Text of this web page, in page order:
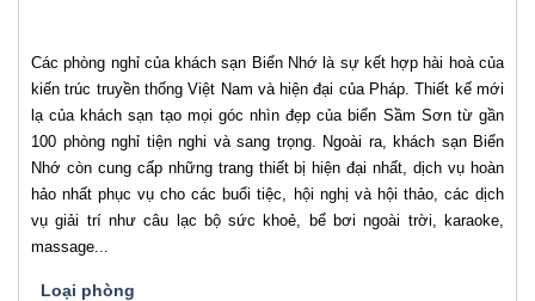
Các phòng nghỉ của khách sạn Biển Nhớ là sự kết hợp hài hoà của
kiến trúc truyền thống Việt Nam và hiện đại của Pháp. Thiết kế mới
lạ của khách sạn tạo mọi góc nhìn đẹp của biển Sầm Sơn từ gần
100 phòng nghỉ tiện nghi và sang trọng. Ngoài ra, khách sạn Biển
Nhớ còn cung cấp những trang thiết bị hiện đại nhất, dịch vụ hoàn
hảo nhất phục vụ cho các buổi tiệc, hội nghị và hội thảo, các dịch
vụ giải trí như câu lạc bộ sức khoẻ, bể bơi ngoài trời, karaoke,
massage...
Loại phòng